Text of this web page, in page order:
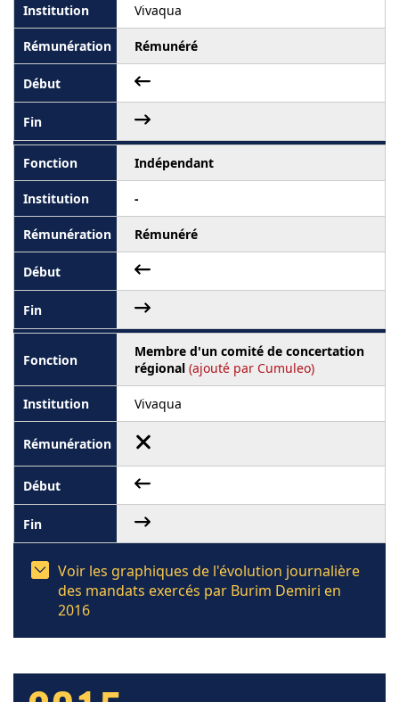
Vivaqua
Rémunéré
Indépendant
-
Rémunéré
Membre d'un comité de concertation
régional (ajouté par Cumuleo)
Vivaqua
Voir les graphiques de l'évolution journalière
des mandats exercés par Burim Demiri en
2016